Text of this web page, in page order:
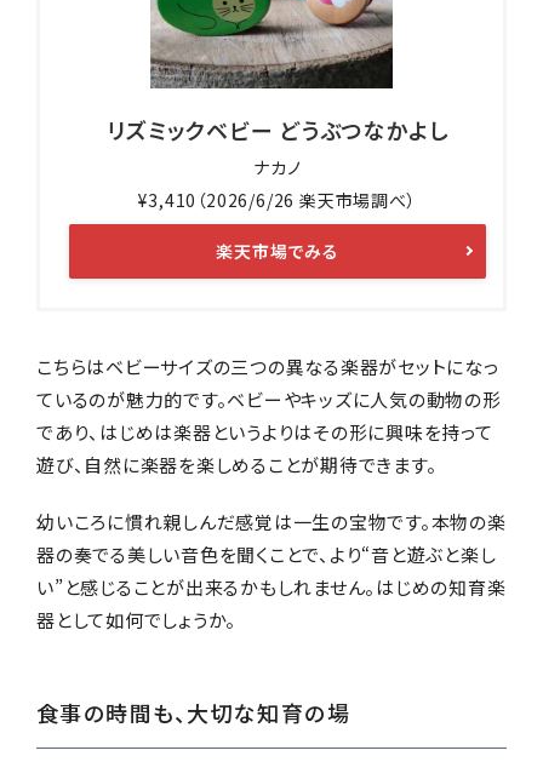
リズミックベビー どうぶつなかよし
ナカノ
¥3,410（2026/6/26 楽天市場調べ）
楽天市場でみる
こちらはベビーサイズの三つの異なる楽器がセットになっ
ているのが魅力的です。ベビーやキッズに人気の動物の形
であり、はじめは楽器というよりはその形に興味を持って
遊び、自然に楽器を楽しめることが期待できます。
幼いころに慣れ親しんだ感覚は一生の宝物です。本物の楽
器の奏でる美しい音色を聞くことで、より“音と遊ぶと楽し
い”と感じることが出来るかもしれません。はじめの知育楽
器として如何でしょうか。
食事の時間も、大切な知育の場